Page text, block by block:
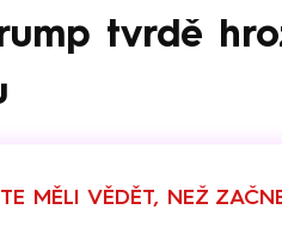
tvrdě
MĚLI VĚDĚT, NEŽ